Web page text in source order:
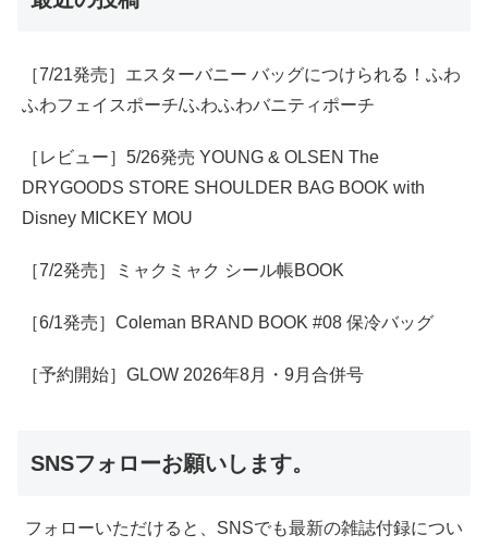
［7/21発売］エスターバニー バッグにつけられる！ふわ
ふわフェイスポーチ/ふわふわバニティポーチ
［レビュー］5/26発売 YOUNG & OLSEN The
DRYGOODS STORE SHOULDER BAG BOOK with
Disney MICKEY MOU
［7/2発売］ミャクミャク シール帳BOOK
［6/1発売］Coleman BRAND BOOK #08 保冷バッグ
［予約開始］GLOW 2026年8月・9月合併号
SNSフォローお願いします。
フォローいただけると、SNSでも最新の雑誌付録につい